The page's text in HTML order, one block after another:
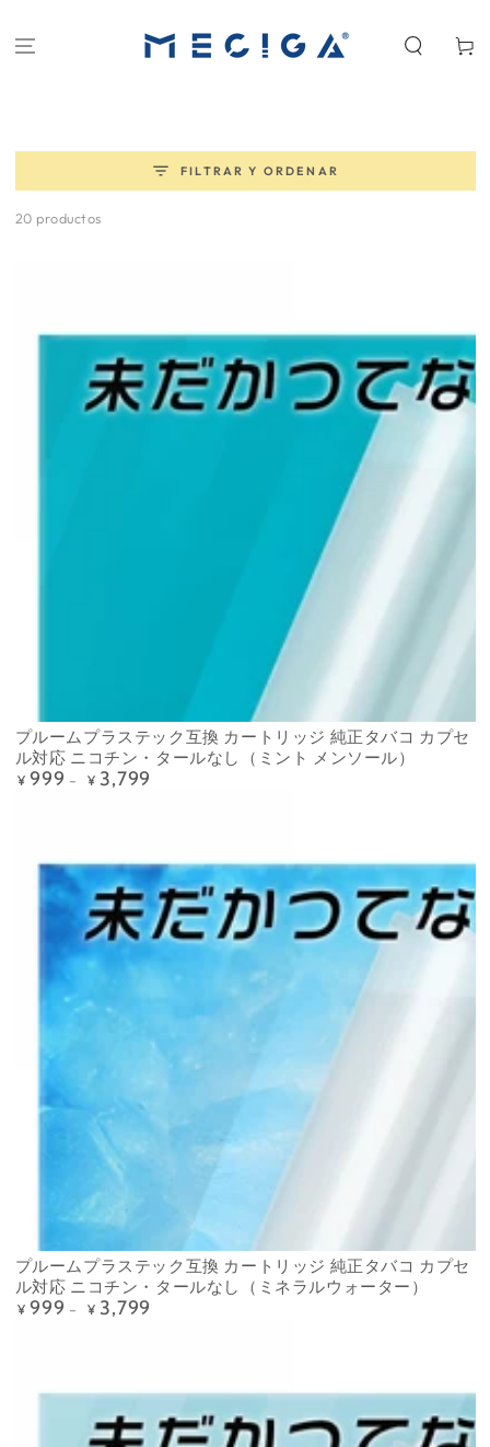
Carrito
FILTRAR Y ORDENAR
20 productos
プルームプラステック互換 カートリッジ 純正タバコ カプセ
ル対応 ニコチン・タールなし（ミント メンソール）
Precio
¥ 999 ¥ 3,799
プルームプラステック互換 カートリッジ 純正タバコ カプセ
ル対応 ニコチン・タールなし（ミネラルウォーター）
Precio
¥ 999 ¥ 3,799